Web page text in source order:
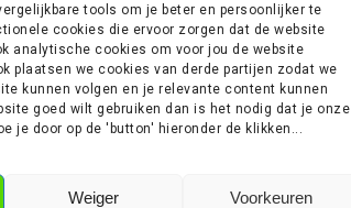
tools om je beter en persoonlijker te
cookies die ervoor zorgen dat de website
analytische cookies om voor jou de website
plaatsen we cookies van derde partijen zodat we
kunnen volgen en je relevante content kunnen
goed wilt gebruiken dan is het nodig dat je onze
je door op de 'button' hieronder de klikken...
Weiger Voorkeuren